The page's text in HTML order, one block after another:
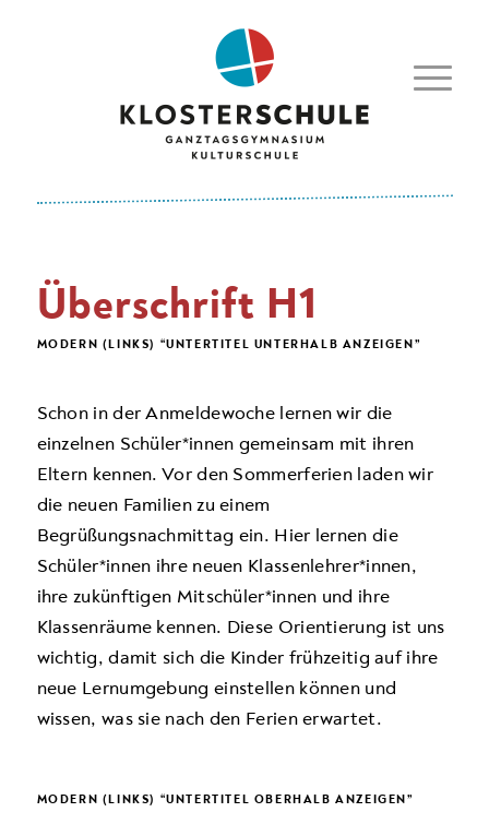
Überschrift H1
MODERN (LINKS) “UNTERTITEL UNTERHALB ANZEIGEN”
Schon in der Anmeldewoche lernen wir die
einzelnen Schüler*innen gemeinsam mit ihren
Eltern kennen. Vor den Sommerferien laden wir
die neuen Famili­en zu einem
Begrüßungsnachmittag ein. Hier ler­nen die
Schüler*innen ihre neuen Klassenlehrer*innen,
ihre zukünftigen Mitschüler*innen und ihre
Klassenräume kennen. Diese Orientierung ist uns
wich­tig, damit sich die Kinder frühzeitig auf ihre
neue Lernumgebung einstellen können und
wissen, was sie nach den Ferien erwartet.
MODERN (LINKS) “UNTERTITEL OBERHALB ANZEIGEN”